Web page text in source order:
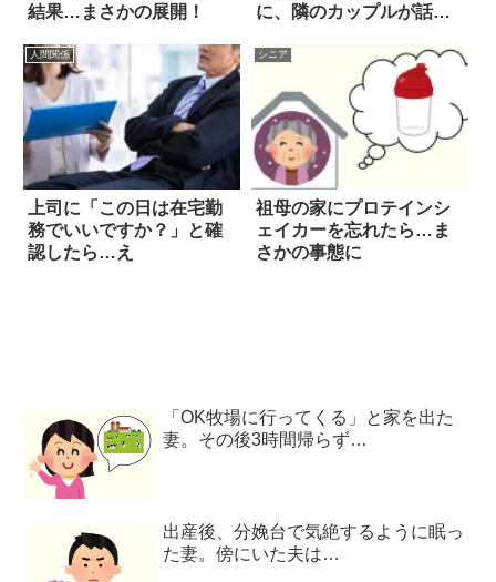
結果…まさかの展開！
に、隣のカップルが話し
人間関係
上司に「この日は在宅勤
務でいいですか？」と確
認したら…え
シニア
祖母の家にプロテインシ
ェイカーを忘れたら…ま
さかの事態に
「OK牧場に行ってくる」と家を出た
妻。その後3時間帰らず…
出産後、分娩台で気絶するように眠っ
た妻。傍にいた夫は…